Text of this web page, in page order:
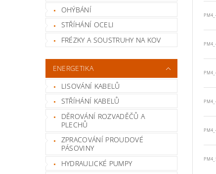
OHÝBÁNÍ
STŘÍHÁNÍ OCELI
FRÉZKY A SOUSTRUHY NA KOV
ENERGETIKA
LISOVÁNÍ KABELŮ
STŘÍHÁNÍ KABELŮ
DĚROVÁNÍ ROZVADĚČŮ A
PLECHŮ
ZPRACOVÁNÍ PROUDOVÉ
PÁSOVINY
HYDRAULICKÉ PUMPY